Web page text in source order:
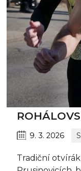
9. 3. 2026
Tradiční